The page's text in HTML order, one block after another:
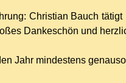
Christian Bauch
Dankeschön und
Jahr mindestens